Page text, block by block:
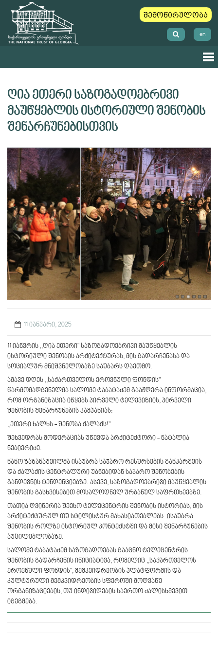
შემოწირულობა
en
ღია ეთერი საზოგადოებრივი
მაუწყებლის ისტორიული შენობის
შენარჩუნებისთვის
11 იანვარი, 2025
11 იანვრის ,,ღია ეთერი" საზოგადოებრივი მაუწყებლის
ისტორიული შენობის არქიტექტურას, მის გადარჩენასა და
სოციალურ მნიშვნელობაზე საუბარს დაეთმო.
ამავე დღეს ,,საქართველოს ეროვნული ფონდის"
წარმომადგენელმა სალომე ტაბატაძემ გააჟღერა ინფორმაცია,
რომ ორგანიზაცია იწყებს პირველი ტელევიზიის, პირველი
შენობის შენარჩუნების კამპანიას:
,,ეთერი ხალხს - შენობა ქალაქს!"
შეხვედრას მოდერაციას უწევდა არქიტექტორი - ნატალია
ნებიერიძე.
ნანო ზაზანაშვილმა ისაუბრა საჯარო რესურსების განკარგვის
და ქალაქის ცენტრალური უბნებიდან საჯარო შენობების
განდევნის ტენდენციებზე. ასევე, საზოგადოებრივი მაუწყებლის
შენობის გასხვისებით მოსალოდნელ ურბანულ საფრთხეებზე.
თათია ღვინერია შეეხო ტელეცენტრის შენობის ისტორიას, მის
არქიტექტურულ თუ სტილისტურ მახასიათებლებს. ისაუბრა
შენობის როლზე ისტორიულ კონტექსტში და მისი შენარჩუნების
აუცილებლობაზე.
სალომე ტაბატაძემ საზოგადოებას გააცნო ტელეცენტრის
შენობის გადარჩენის ინიციატივა, რომელიც ,,საქართველოს
ეროვნული ფონდის", მემკვიდრეობის პლატფორმის და
კულტურული მემკვიდრეობის სფეროში მოღვაწე
ორგანიზაციების, თუ ინდივიდების საერთო ძალისხმევით
იგეგმება.